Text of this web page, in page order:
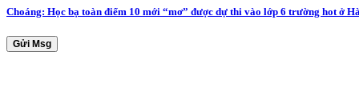
Choáng: Học bạ toàn điểm 10 mới “mơ” được dự thi vào lớp 6 trường hot ở
Gửi Msg